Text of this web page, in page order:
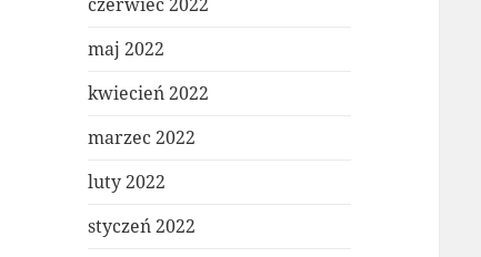
maj 2022
kwiecień 2022
marzec 2022
luty 2022
styczeń 2022